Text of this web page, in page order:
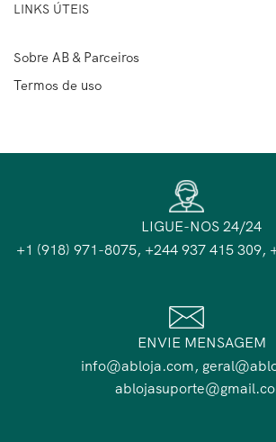
LINKS ÚTEIS
Sobre AB & Parceiros
Termos de uso
LIGUE-NOS 24/24
+1 (918) 971-8075, +244 937 415 309,
ENVIE MENSAGEM
info@abloja.com,